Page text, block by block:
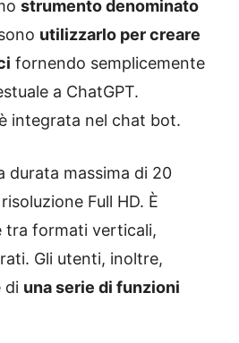
strumento denominato
utilizzarlo per creare
fornendo semplicemente
a ChatGPT.
integrata nel chat bot.
durata massima di 20
Full HD. È
tra formati verticali,
Gli utenti, inoltre,
di una serie di funzioni